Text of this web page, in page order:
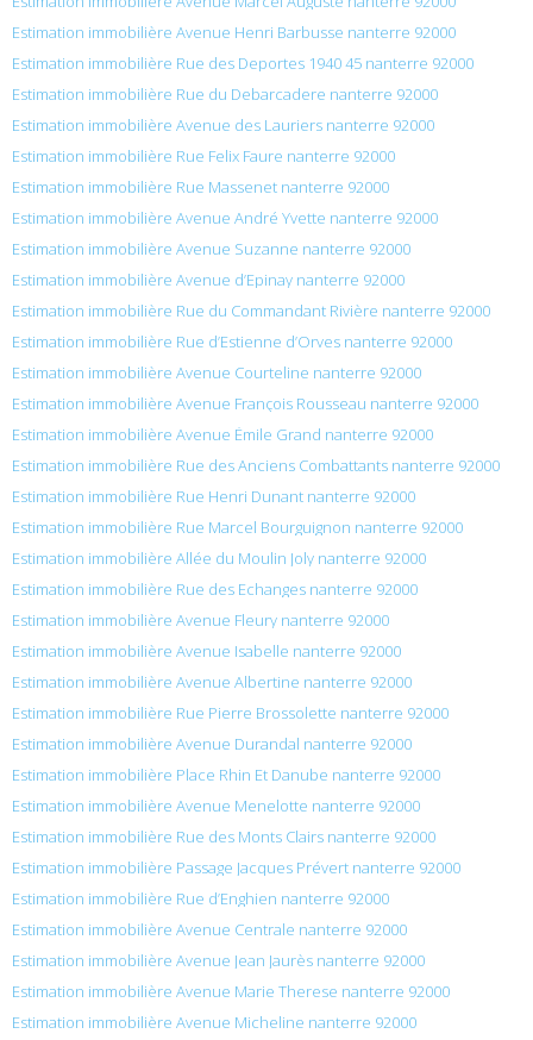
Estimation immobilière Avenue Henri Barbusse nanterre 92000
Estimation immobilière Rue des Deportes 1940 45 nanterre 92000
Estimation immobilière Rue du Debarcadere nanterre 92000
Estimation immobilière Avenue des Lauriers nanterre 92000
Estimation immobilière Rue Felix Faure nanterre 92000
Estimation immobilière Rue Massenet nanterre 92000
Estimation immobilière Avenue André Yvette nanterre 92000
Estimation immobilière Avenue Suzanne nanterre 92000
Estimation immobilière Avenue d’Epinay nanterre 92000
Estimation immobilière Rue du Commandant Rivière nanterre 92000
Estimation immobilière Rue d’Estienne d’Orves nanterre 92000
Estimation immobilière Avenue Courteline nanterre 92000
Estimation immobilière Avenue François Rousseau nanterre 92000
Estimation immobilière Avenue Émile Grand nanterre 92000
Estimation immobilière Rue des Anciens Combattants nanterre 92000
Estimation immobilière Rue Henri Dunant nanterre 92000
Estimation immobilière Rue Marcel Bourguignon nanterre 92000
Estimation immobilière Allée du Moulin Joly nanterre 92000
Estimation immobilière Rue des Echanges nanterre 92000
Estimation immobilière Avenue Fleury nanterre 92000
Estimation immobilière Avenue Isabelle nanterre 92000
Estimation immobilière Avenue Albertine nanterre 92000
Estimation immobilière Rue Pierre Brossolette nanterre 92000
Estimation immobilière Avenue Durandal nanterre 92000
Estimation immobilière Place Rhin Et Danube nanterre 92000
Estimation immobilière Avenue Menelotte nanterre 92000
Estimation immobilière Rue des Monts Clairs nanterre 92000
Estimation immobilière Passage Jacques Prévert nanterre 92000
Estimation immobilière Rue d’Enghien nanterre 92000
Estimation immobilière Avenue Centrale nanterre 92000
Estimation immobilière Avenue Jean Jaurès nanterre 92000
Estimation immobilière Avenue Marie Therese nanterre 92000
Estimation immobilière Avenue Micheline nanterre 92000